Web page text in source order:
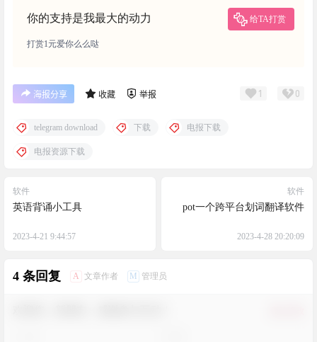
你的支持是我最大的动力 给TA打赏
打赏1元爱你么么哒
海报分享 收藏 举报 1 0
telegram download 下载 电报下载
电报资源下载
软件
英语背诵小工具
2023-4-21 9:44:57
软件
pot一个跨平台划词翻译软件
2023-4-28 20:20:09
4 条回复 A 文章作者 M 管理员